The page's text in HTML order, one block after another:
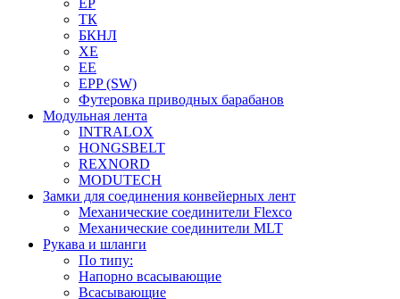
EP
ТК
БКНЛ
XE
EE
EPP (SW)
Футеровка приводных барабанов
Модульная лента
INTRALOX
HONGSBELT
REXNORD
MODUTECH
Замки для соединения конвейерных лент
Механические соединители Flexco
Механические соединители MLT
Рукава и шланги
По типу:
Напорно всасывающие
Всасывающие